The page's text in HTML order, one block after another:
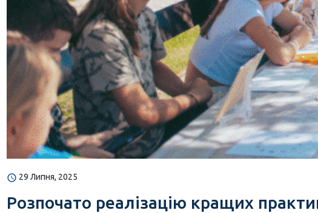
29 Липня, 2025
Розпочато реалізацію кращих